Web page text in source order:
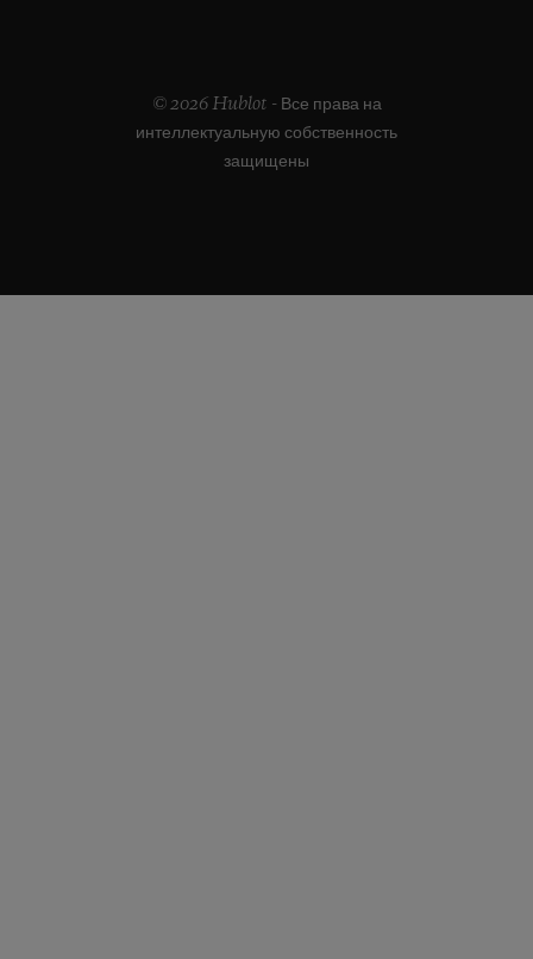
© 2026 Hublot - Все права на
интеллектуальную собственность
защищены